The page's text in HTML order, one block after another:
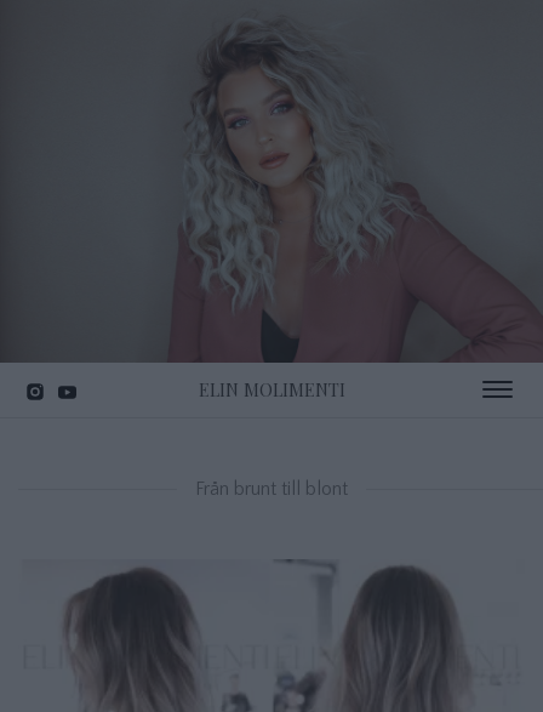
ELIN MOLIMENTI Toggle
Från brunt till blont